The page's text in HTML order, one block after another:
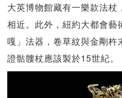
大英博物館藏有一樂款法杖
相近。此外，紐約大都會藝
嘎」法器，卷草紋與金剛杵
證骷髏杖應該製於15世紀。